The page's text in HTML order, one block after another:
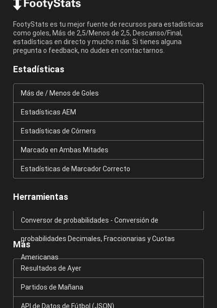
FootyStats es tu mejor fuente de recursos para estadísticas
como goles, Más de 2,5/Menos de 2,5, Descanso/Final,
estadísticas en directo y mucho más. Si tienes alguna
pregunta o feedback, no dudes en contactarnos.
Estadísticas
Más de / Menos de Goles
Estadísticas AEM
Estadísticas de Córners
Marcado en Ambas Mitades
Estadísticas de Marcador Correcto
Herramientas
Conversor de probabilidades - Conversión de
probabilidades Decimales, Fraccionarias y Cuotas
Americanas
Más
Resultados de Ayer
Partidos de Mañana
API de Datos de Fútbol (JSON)